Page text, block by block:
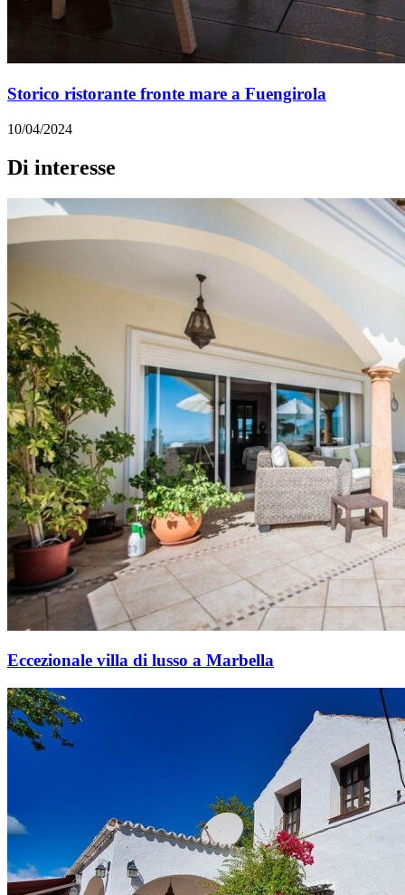
Storico ristorante fronte mare a Fuengirola
10/04/2024
Di interesse
Eccezionale villa di lusso a Marbella